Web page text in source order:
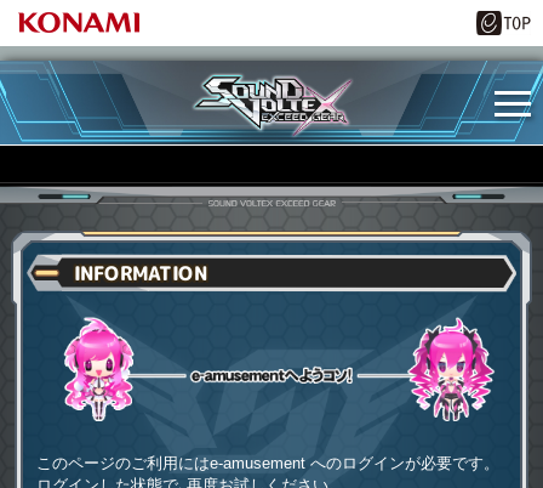
INFORMATION
このページのご利用にはe-amusement へのログインが必要です。